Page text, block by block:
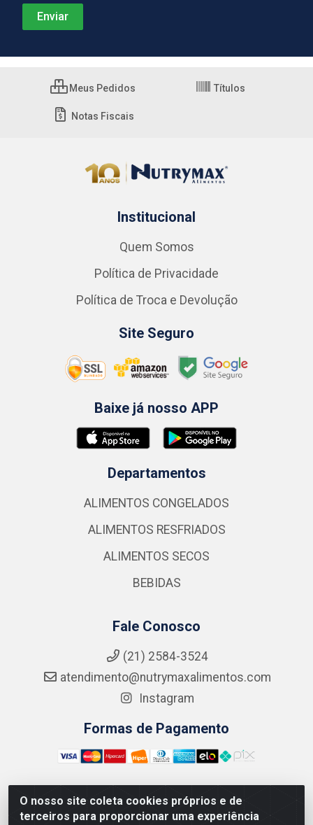
O nosso site coleta cookies próprios e de
terceiros para proporcionar uma experiência
Meus Pedidos Títulos
Notas Fiscais
Institucional
Quem Somos
Política de Privacidade
Política de Troca e Devolução
Site Seguro
Baixe já nosso APP
Departamentos
ALIMENTOS CONGELADOS
ALIMENTOS RESFRIADOS
ALIMENTOS SECOS
BEBIDAS
Fale Conosco
(21) 2584-3524
atendimento@nutrymaxalimentos.com
Instagram
Formas de Pagamento
NUTRY MAX COMÉRCIO DE PRODUTOS ALIMENTICIOS